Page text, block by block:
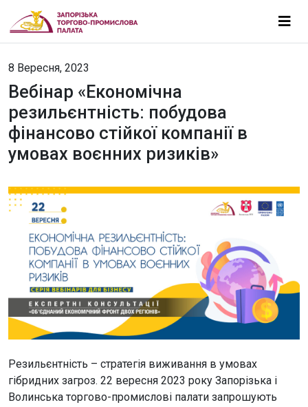
8 Вересня, 2023
Вебінар «Економічна
резильєнтність: побудова
фінансово стійкої компанії в
умовах воєнних ризиків»
Резильєнтність – стратегія виживання в умовах
гібридних загроз. 22 вересня 2023 року Запорізька і
Волинська торгово-промислові палати запрошують